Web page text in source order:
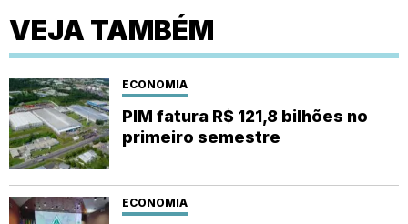
VEJA TAMBÉM
ECONOMIA
PIM fatura R$ 121,8 bilhões no
primeiro semestre
ECONOMIA